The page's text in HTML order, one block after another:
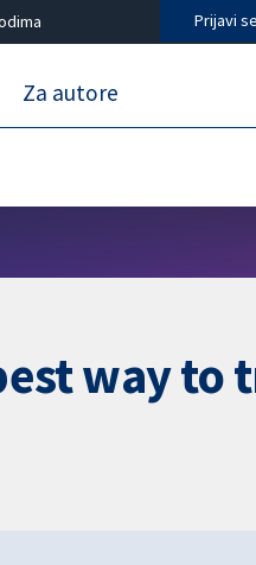
Prijavi se
Za autore
way to